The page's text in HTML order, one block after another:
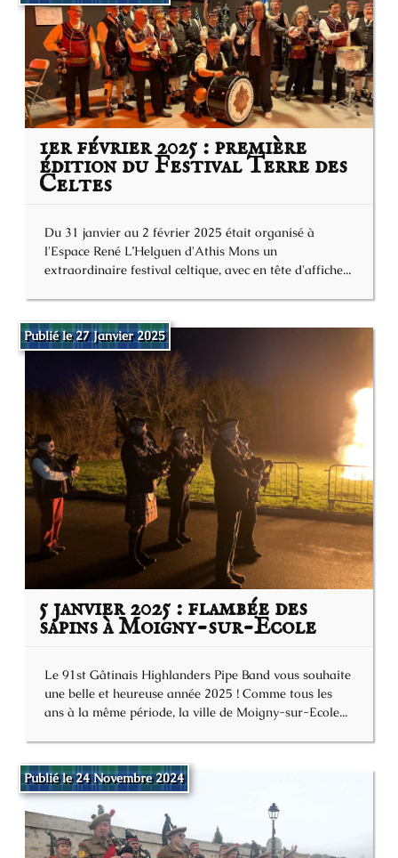
1er février 2025 : première
édition du Festival Terre des
Celtes
Du 31 janvier au 2 février 2025 était organisé à
l'Espace René L’Helguen d'Athis Mons un
extraordinaire festival celtique, avec en tête d'affiche...
5 janvier 2025 : flambée des
sapins à Moigny-sur-Ecole
Publié le 27 Janvier 2025
Le 91st Gâtinais Highlanders Pipe Band vous souhaite
une belle et heureuse année 2025 ! Comme tous les
ans à la même période, la ville de Moigny-sur-Ecole...
Publié le 24 Novembre 2024